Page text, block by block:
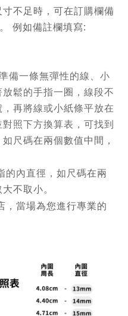
寸不足時，可在訂購欄備
例如備註欄填寫:
備一條無彈性的線、小
鬆的手指一圈，線段不
再將線或小紙條平放在
照下方換算表，可找到
尺碼在兩個數值中間，
的內直徑，如尺碼在兩
不取小。
，當場為您進行專業的